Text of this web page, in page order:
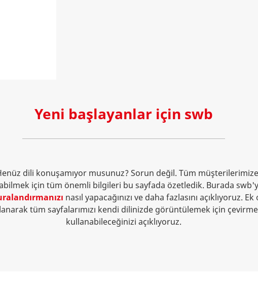
Yeni başlayanlar için swb
dili konuşamıyor musunuz? Sorun değil. Tüm
için tüm önemli bilgileri bu sayfada özetledik. Burada
nasıl yapacağınızı ve daha fazlasını açıklıyoruz.
tüm sayfalarımızı kendi dilinizde görüntülemek için
kullanabileceğinizi açıklıyoruz.